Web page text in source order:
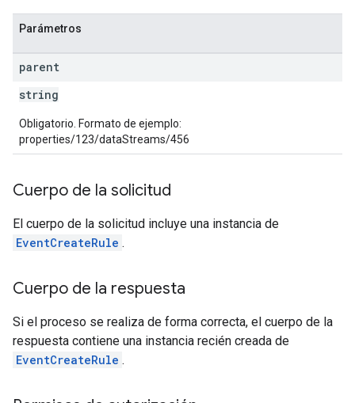
Parámetros
parent
string
Obligatorio. Formato de ejemplo:
properties/123/dataStreams/456
Cuerpo de la solicitud
El cuerpo de la solicitud incluye una instancia de
EventCreateRule .
Cuerpo de la respuesta
Si el proceso se realiza de forma correcta, el cuerpo de la
respuesta contiene una instancia recién creada de
EventCreateRule .